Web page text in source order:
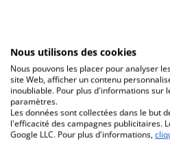
Accessoire Prod.
Ignorer la galerie de
Seul 2 disponible
Nous utilisons des cookies
Nous pouvons les placer pour analyser
site Web, afficher un contenu
inoubliable. Pour plus d'informations sur
paramètres.
Les données sont collectées dans le but
l'efficacité des campagnes publicitaires.
Google LLC. Pour plus d'informations,